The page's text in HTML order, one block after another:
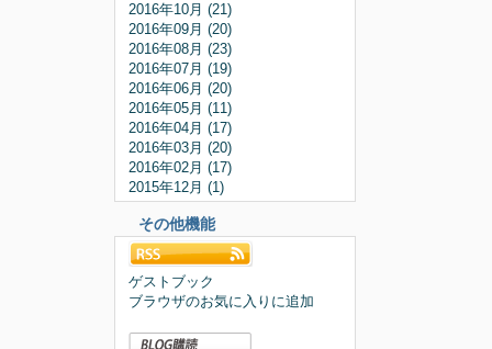
2016年10月 (21)
2016年09月 (20)
2016年08月 (23)
2016年07月 (19)
2016年06月 (20)
2016年05月 (11)
2016年04月 (17)
2016年03月 (20)
2016年02月 (17)
2015年12月 (1)
その他機能
ゲストブック
ブラウザのお気に入りに追加